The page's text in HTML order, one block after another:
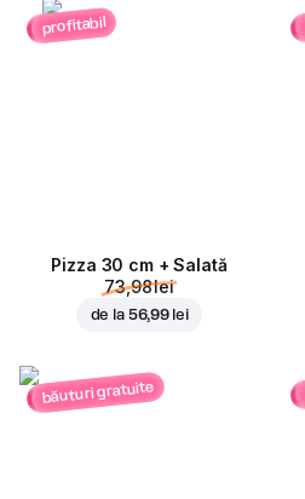
profitabil
Pizza 30 cm + Salată
73,98 lei
de la 56,99 lei
băuturi gratuite